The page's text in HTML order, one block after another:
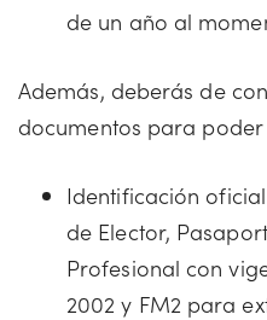
de un año al
Además, deberás de
documentos para
Identificación
de Elector,
Profesional con
2002 y FM2 para